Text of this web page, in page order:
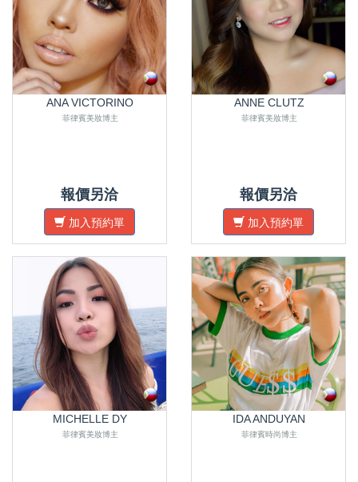
ANA VICTORINO
菲律賓美妝博主
報價另洽
加入預約單
ANNE CLUTZ
菲律賓美妝博主
報價另洽
加入預約單
MICHELLE DY
菲律賓美妝博主
IDA ANDUYAN
菲律賓時尚博主